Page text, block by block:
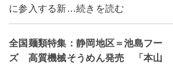
に参入する新…続きを読む
全国麺類特集：静岡地区＝池島フー
ズ 高質機械そうめん発売 「本山